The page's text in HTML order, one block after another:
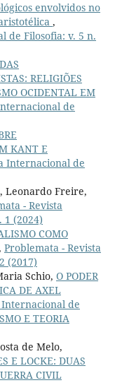
envolvidos no
,
de Filosofia: v. 5 n.
RELIGIÕES
OCIDENTAL EM
de
KANT E
Internacional de
Leonardo Freire,
- Revista
1 (2024)
COMO
Problemata - Revista
(2017)
Schio, O PODER
DE AXEL
de
E TEORIA
de Melo,
E LOCKE: DUAS
CIVIL